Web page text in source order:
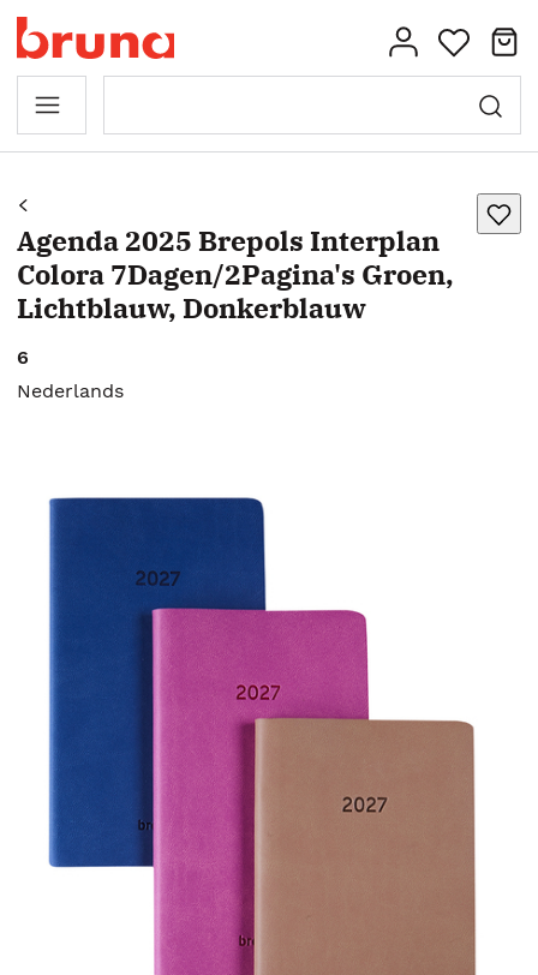
Agenda 2025 Brepols Interplan
Colora 7Dagen/2Pagina's Groen,
Lichtblauw, Donkerblauw
6
Nederlands